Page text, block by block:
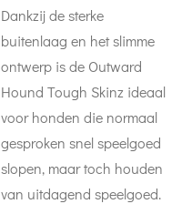
Dankzij de sterke
buitenlaag en het slimme
ontwerp is de Outward
Hound Tough Skinz ideaal
voor honden die normaal
gesproken snel speelgoed
slopen, maar toch houden
van uitdagend speelgoed.